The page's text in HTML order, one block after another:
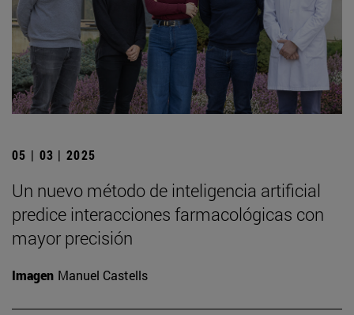
05 | 03 | 2025
Un nuevo método de inteligencia artificial
predice interacciones farmacológicas con
mayor precisión
Imagen Manuel Castells